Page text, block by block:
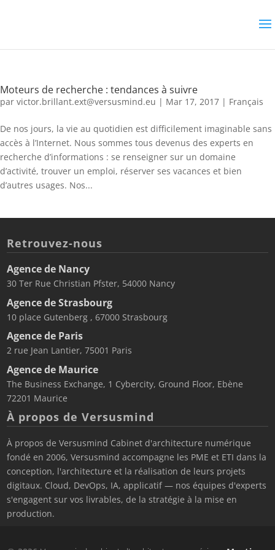
Moteurs de recherche : tendances à suivre
par victor.brillant.ext@versusmind.eu | Mar 17, 2017 | Français
De nos jours, la vie au quotidien est difficilement imaginable sans
accès à l’Internet. Nous sommes tous devenus des experts en
recherche d’informations : se renseigner sur un domaine
d’activité, trouver un emploi, réserver ses vacances et bien
d’autres usages. Nos...
Retrouvez-nous
Agence de Nancy
30 Ter Rue Christian Pfster, 54000 Nancy
Agence de Strasbourg
10 place Gutenberg , 67000 Strasbourg
Agence de Paris
2 rue Jean Lantier, 75001 Paris
Agence de Maurice
The Business Exchange, 1 Cybercity, Ground Floor, Ebène
72201 Maurice
À propos de Versusmind
À propos de Versusmind Cabinet d'architecture numérique
fondé en 2006, Versusmind accompagne les PME et ETI dans la
conception, l'architecture et la réalisation de leurs projets
digitaux. Cloud, DevOps, IA, applicatif — nos équipes d'experts
s'engagent sur vos livrables, de la stratégie à la mise en
production.